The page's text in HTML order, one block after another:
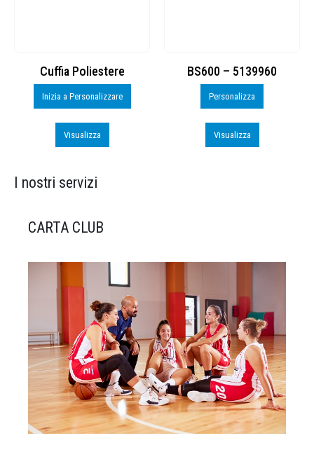
Cuffia Poliestere
Inizia a Personalizzare
Visualizza
BS600 – 5139960
Personalizza
Visualizza
I nostri servizi
CARTA CLUB